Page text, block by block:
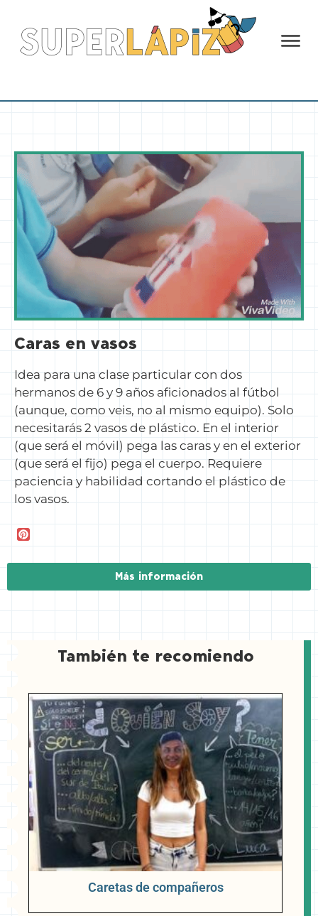
Caras en vasos
Idea para una clase particular con dos
hermanos de 6 y 9 años aficionados al fútbol
(aunque, como veis, no al mismo equipo). Solo
necesitarás 2 vasos de plástico. En el interior
(que será el móvil) pega las caras y en el exterior
(que será el fijo) pega el cuerpo. Requiere
paciencia y habilidad cortando el plástico de
los vasos.
n
Más información
También te recomiendo
Caretas de compañeros